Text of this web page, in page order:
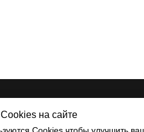
на сайте